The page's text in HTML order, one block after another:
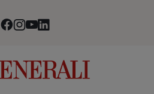
Aller sur la page facebook de Generali
Aller sur la page instagram de Generali
Aller sur la page youtube de Generali
Aller sur la page linkedin de